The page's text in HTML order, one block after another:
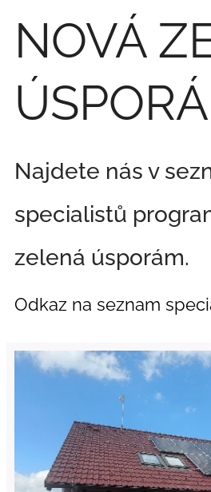
NOVÁ
Najdete nás v
specialistů
zelená úsporám.
Odkaz na seznam